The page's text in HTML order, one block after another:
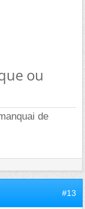
ou
de
#13